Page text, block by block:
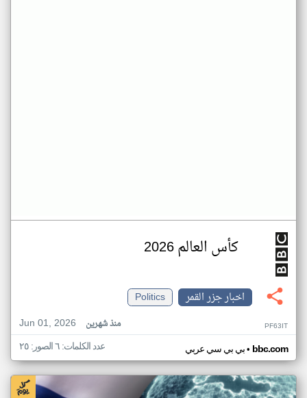
كأس العالم 2026
اخبار جزر القمر
Politics
Jun 01, 2026
منذ شهرين PF63IT
بي بي سي عربي• bbc.com عدد الكلمات: ٦ الصور: ٢٥